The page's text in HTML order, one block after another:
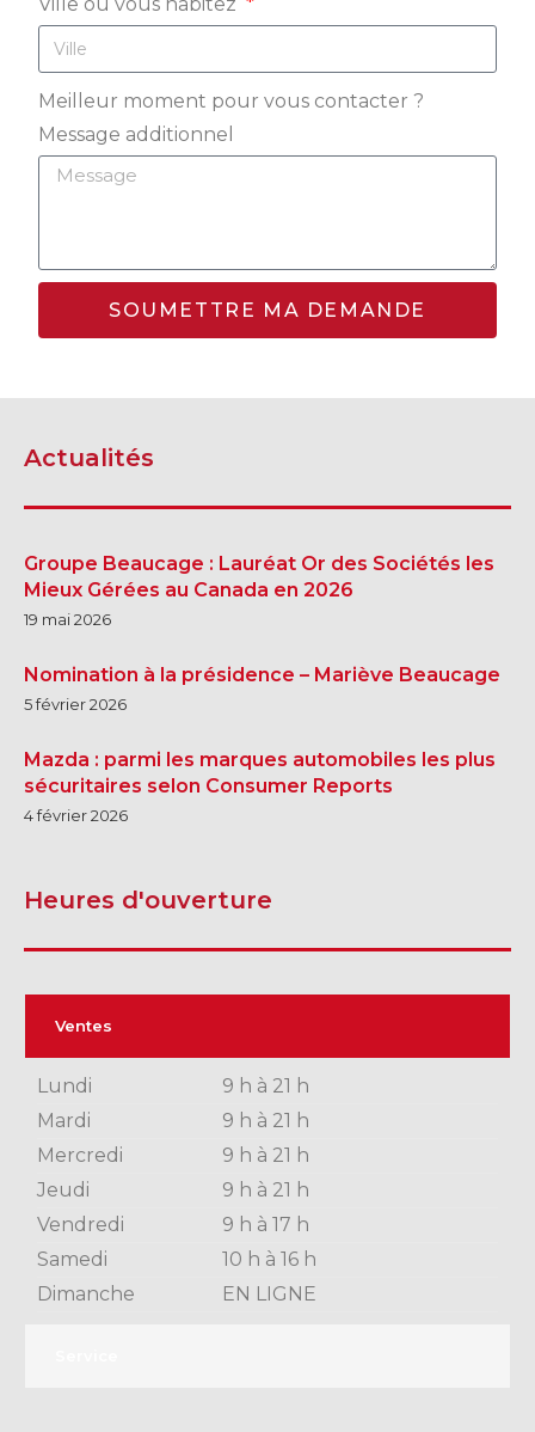
Meilleur moment pour vous contacter ?
Message additionnel
SOUMETTRE MA DEMANDE
Actualités
Groupe Beaucage : Lauréat Or des Sociétés les
Mieux Gérées au Canada en 2026
19 mai 2026
Nomination à la présidence – Mariève Beaucage
5 février 2026
Mazda : parmi les marques automobiles les plus
sécuritaires selon Consumer Reports
4 février 2026
Heures d'ouverture
Ventes
Lundi
9 h à 21 h
Mardi
9 h à 21 h
Mercredi
9 h à 21 h
Jeudi
9 h à 21 h
Vendredi
9 h à 17 h
Samedi
10 h à 16 h
Dimanche
EN LIGNE
TÉLÉPHONEZ
DRUMMONDVILLE
ESTRIE
SHERBROOKE
GRANBY
Voir le site